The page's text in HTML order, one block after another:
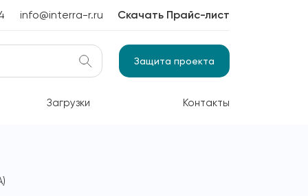
info@interra-r.ru Скачать Прайс-лист
Защита проекта
Загрузки Контакты